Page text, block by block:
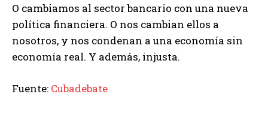
O cambiamos al sector bancario con una nueva
política financiera. O nos cambian ellos a
nosotros, y nos condenan a una economía sin
economía real. Y además, injusta.
Fuente: Cubadebate